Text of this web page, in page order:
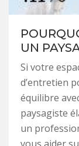
UN
Si votre
d’entretien
équilibre
paysagiste
un